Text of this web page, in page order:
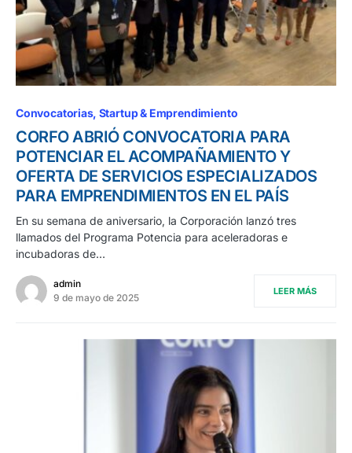
Convocatorias Startup & Emprendimiento
CORFO ABRIÓ CONVOCATORIA PARA
POTENCIAR EL ACOMPAÑAMIENTO Y
OFERTA DE SERVICIOS ESPECIALIZADOS
PARA EMPRENDIMIENTOS EN EL PAÍS
En su semana de aniversario, la Corporación lanzó tres
llamados del Programa Potencia para aceleradoras e
incubadoras de…
admin
9 de mayo de 2025
LEER MÁS